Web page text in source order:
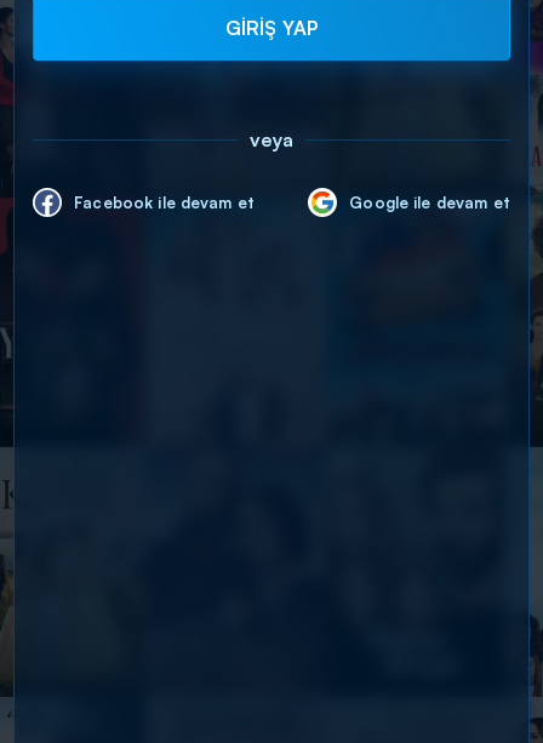
GİRİŞ YAP
veya
Facebook ile devam et Google ile devam et